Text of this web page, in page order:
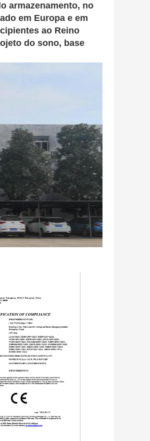
armazenamento, no
em Europa e em
ao Reino
do sono, base